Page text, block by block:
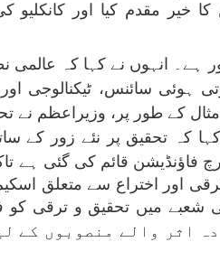
خیر مقدم کیا اور کانکلیو
ہے۔ انہوں نے کہا کہ عالمی
ہوئی سائنس، ٹیکنالوجی
کے طور پر، وزیراعظم نے
کہا کہ تحقیق پر نئے زور کے
فاؤنڈیشن قائم کی گئی ہے
اور اختراع سے متعلق اسکیم
شعبے میں تحقیق و ترقی کو
اثر والے منصوبوں کے